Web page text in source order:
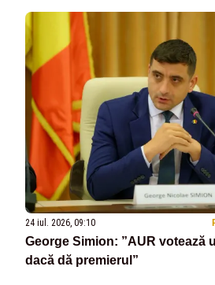
24 iul. 2026, 09:10
George Simion: ”AUR votează
dacă dă premierul”